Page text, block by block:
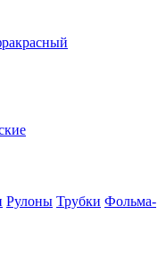
Рулоны Трубки Фольма-